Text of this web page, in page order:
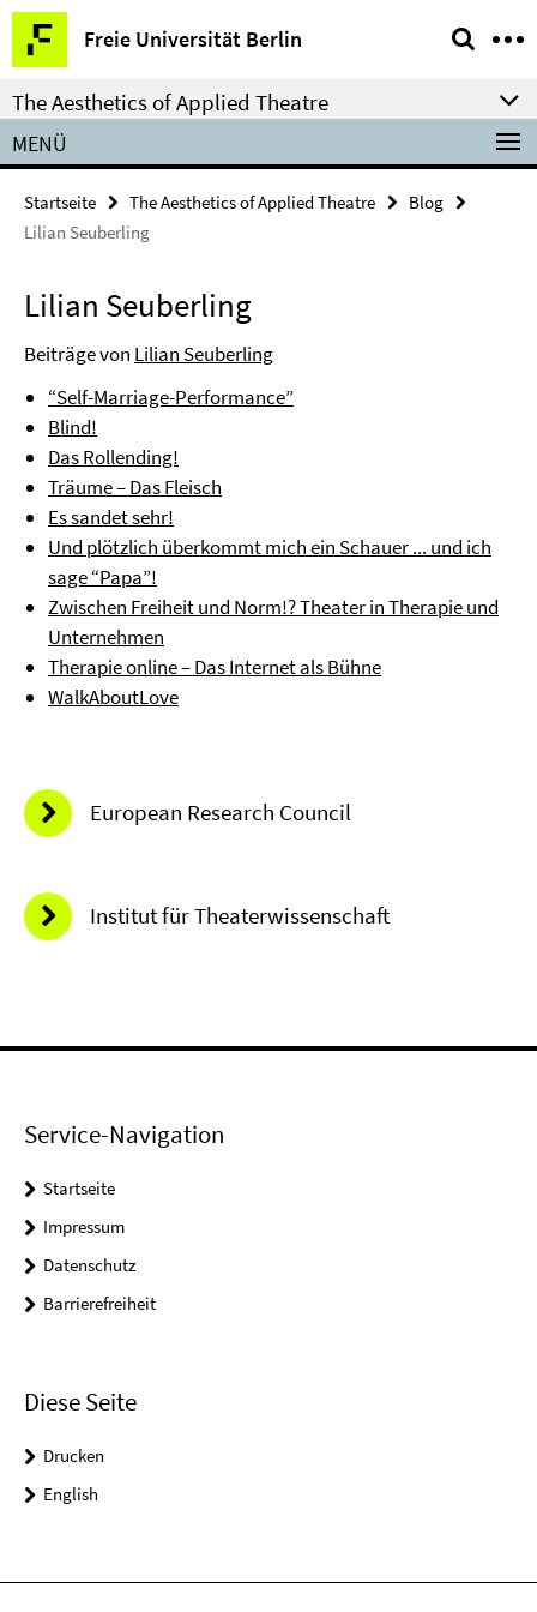
Springe
direkt
zu
Inhalt
Freie Universität Berlin
Service-
Navigation
The Aesthetics of Applied Theatre
MENÜ
Startseite The Aesthetics of Applied Theatre
Blog
Lilian Seuberling
Lilian Seuberling
Beiträge von Lilian Seuberling
“Self-Marriage-Performance”
Blind!
Das Rollending!
Träume – Das Fleisch
Es sandet sehr!
Und plötzlich überkommt mich ein Schauer ... und ich
sage “Papa”!
Zwischen Freiheit und Norm!? Theater in Therapie und
Unternehmen
Therapie online – Das Internet als Bühne
WalkAboutLove
European Research Council
Institut für Theaterwissenschaft
Service-Navigation
Startseite
Impressum
Datenschutz
Barrierefreiheit
Diese Seite
Drucken
English